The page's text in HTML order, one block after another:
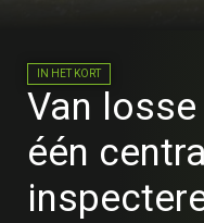
IN HET KORT
Van
één